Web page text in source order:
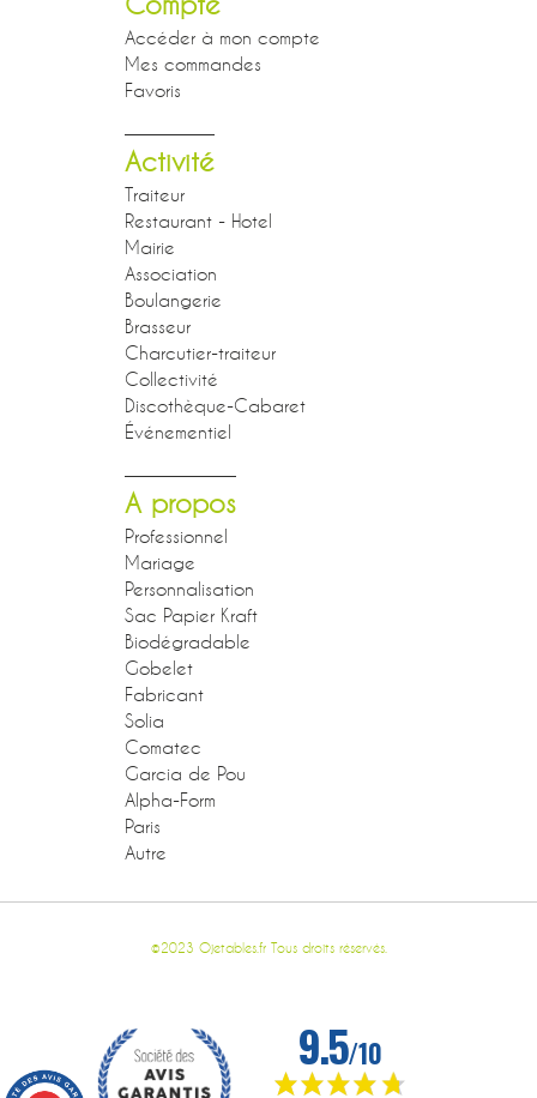
Accéder à mon compte
Mes commandes
Favoris
Activité
Traiteur
Restaurant - Hotel
Mairie
Association
Boulangerie
Brasseur
Charcutier-traiteur
Collectivité
Discothèque-Cabaret
Événementiel
A propos
Professionnel
Mariage
Personnalisation
Sac Papier Kraft
Biodégradable
Gobelet
Fabricant
Solia
Comatec
Garcia de Pou
Alpha-Form
Paris
Autre
©2023 Ojetables.fr Tous droits réservés.